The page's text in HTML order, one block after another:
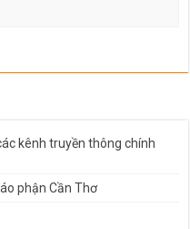
kênh truyền thông chính
phận Cần Thơ